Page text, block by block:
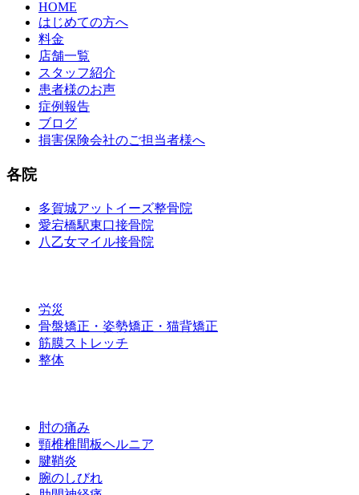
HOME
はじめての方へ
料金
店舗一覧
スタッフ紹介
患者様のお声
症例報告
ブログ
損害保険会社のご担当者様へ
各院
多賀城アットイーズ整骨院
愛宕橋駅東口接骨院
八乙女マイル接骨院
労災
骨盤矯正・姿勢矯正・猫背矯正
筋膜ストレッチ
整体
肘の痛み
頸椎椎間板ヘルニア
腱鞘炎
腕のしびれ